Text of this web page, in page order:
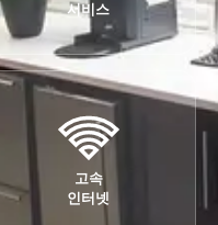
서비스
고속
인터넷